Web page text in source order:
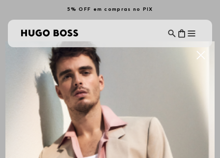
5% OFF em compras no PIX